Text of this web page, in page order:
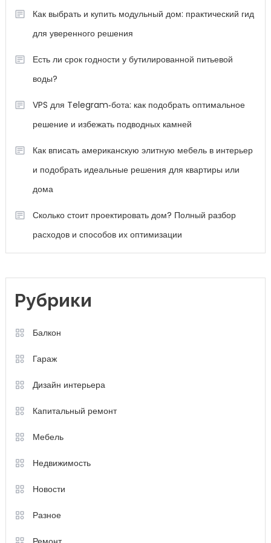
Как выбрать и купить модульный дом: практический гид
для уверенного решения
Есть ли срок годности у бутилированной питьевой
воды?
VPS для Telegram‑бота: как подобрать оптимальное
решение и избежать подводных камней
Как вписать американскую элитную мебель в интерьер
и подобрать идеальные решения для квартиры или
дома
Сколько стоит проектировать дом? Полный разбор
расходов и способов их оптимизации
Рубрики
Балкон
Гараж
Дизайн интерьера
Капитальный ремонт
Мебель
Недвижимость
Новости
Разное